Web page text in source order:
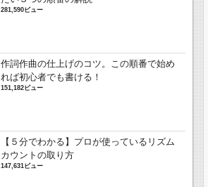
281,590ビュー
作詞作曲の仕上げのコツ。この順番で始め
れば初心者でも書ける！
151,182ビュー
【５分でわかる】プロが使っているリズム
カウントの取り方
147,631ビュー